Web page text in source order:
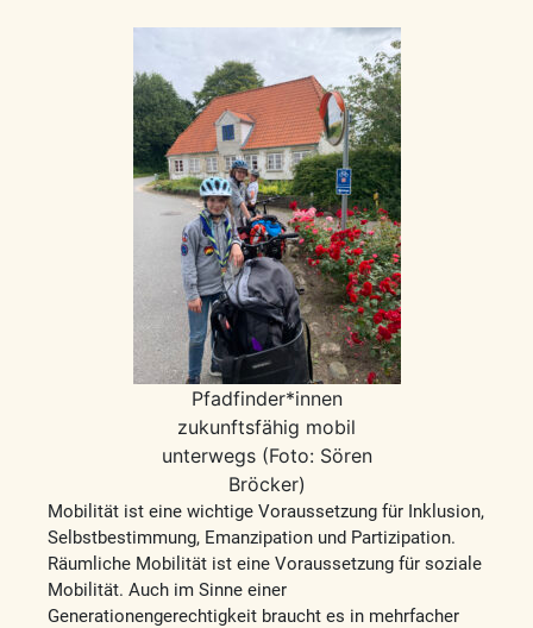
Pfadfinder*innen
zukunftsfähig mobil
unterwegs (Foto: Sören
Bröcker)
Mobilität ist eine wichtige Voraussetzung für Inklusion,
Selbstbestimmung, Emanzipation und Partizipation.
Räumliche Mobilität ist eine Voraussetzung für soziale
Mobilität. Auch im Sinne einer
Generationengerechtigkeit braucht es in mehrfacher